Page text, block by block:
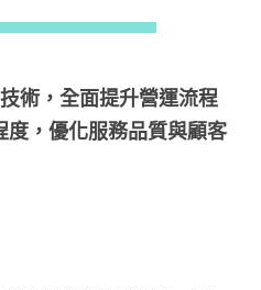
術，全面提升營運流程
度，優化服務品質與顧客